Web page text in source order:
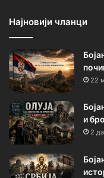
Најновији чланци
22
и
2